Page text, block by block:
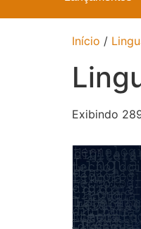
Início /
Exibindo